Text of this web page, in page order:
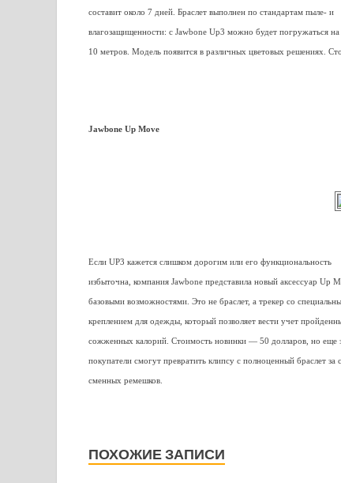
составит около 7 дней. Браслет выполнен по стандартам пыле- и
влагозащищенности: с Jawbone Up3 можно будет погружаться на
10 метров. Модель появится в различных цветовых решениях.
Jawbone Up Move
Если UP3 кажется слишком дорогим или его функциональность
избыточна, компания Jawbone представила новый аксессуар Up
базовыми возможностями. Это не браслет, а трекер со
креплением для одежды, который позволяет вести учет
сожженных калорий. Стоимость новинки — 50 долларов, но еще
покупатели смогут превратить клипсу с полноценный браслет за
сменных ремешков.
ПОХОЖИЕ ЗАПИСИ